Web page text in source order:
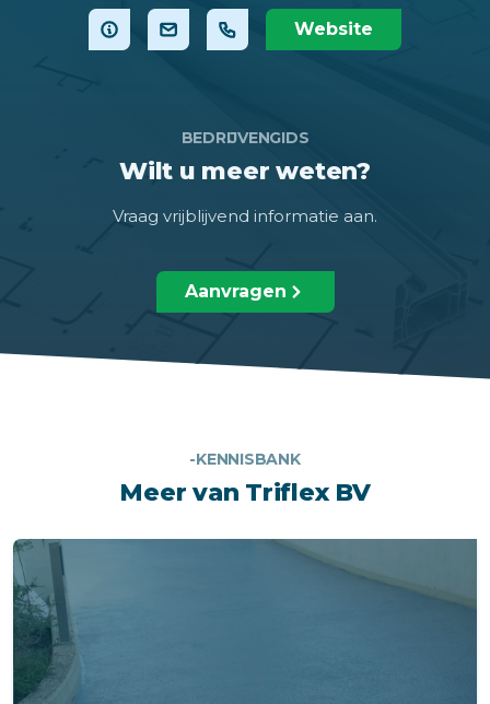
Website
BEDRIJVENGIDS
Wilt u meer weten?
Vraag vrijblijvend informatie aan.
Aanvragen
-KENNISBANK
Meer van Triflex BV